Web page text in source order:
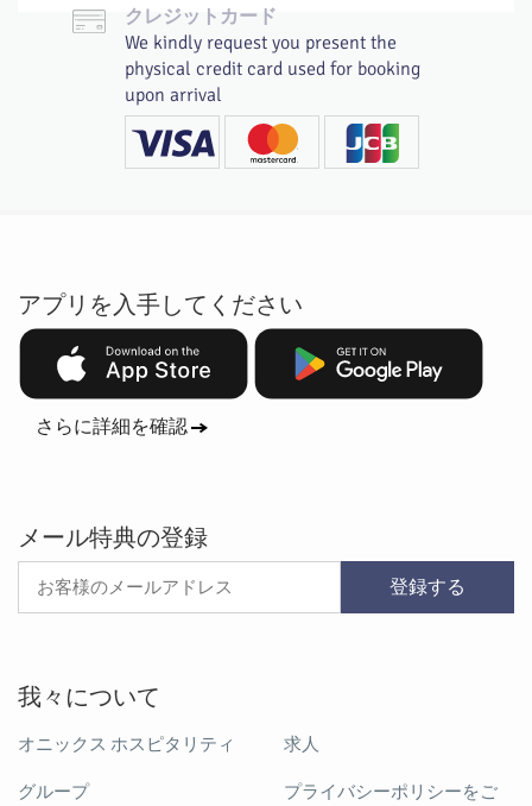
クレジットカード
We kindly request you present the
physical credit card used for booking
upon arrival
アプリを入手してください
さらに詳細を確認
メール特典の登録
登録する
我々について
オニックス ホスピタリティ
グループ
求人
プライバシーポリシーをご